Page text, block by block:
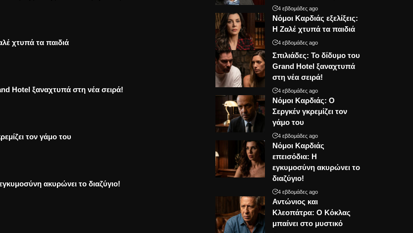
χτυπά τα παιδιά
Hotel ξαναχτυπά στη νέα σειρά!
τον γάμο του
ακυρώνει το διαζύγιο!
4 εβδομάδες ago
Νόμοι Καρδιάς εξελίξεις:
Η Ζαλέ χτυπά τα παιδιά
4 εβδομάδες ago
Σπιλιάδες: Το δίδυμο του
Grand Hotel ξαναχτυπά
στη νέα σειρά!
4 εβδομάδες ago
Νόμοι Καρδιάς: Ο
Σεργκέν γκρεμίζει τον
γάμο του
4 εβδομάδες ago
Νόμοι Καρδιάς
επεισόδια: Η
εγκυμοσύνη ακυρώνει το
διαζύγιο!
4 εβδομάδες ago
Αντώνιος και
Κλεοπάτρα: Ο Κόκλας
μπαίνει στο μυστικό